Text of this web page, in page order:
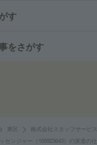
す
をさがす
東区 株式会社スタッフサー
センジャー（105923643）の派遣の